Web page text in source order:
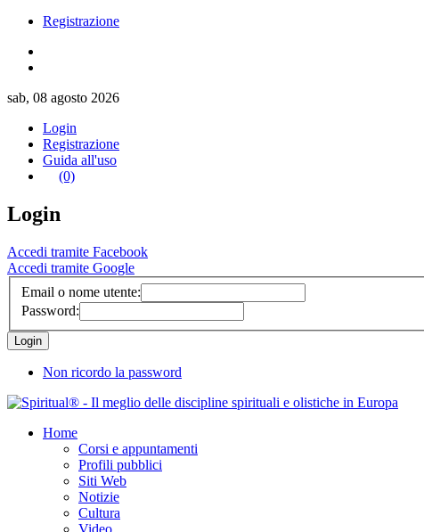
Registrazione
sab, 08 agosto 2026
Login
Registrazione
Guida all'uso
(0)
Login
Accedi tramite Facebook
Accedi tramite Google
Email o nome utente:
Password:
Non ricordo la password
Home
Corsi e appuntamenti
Profili pubblici
Siti Web
Notizie
Cultura
Video